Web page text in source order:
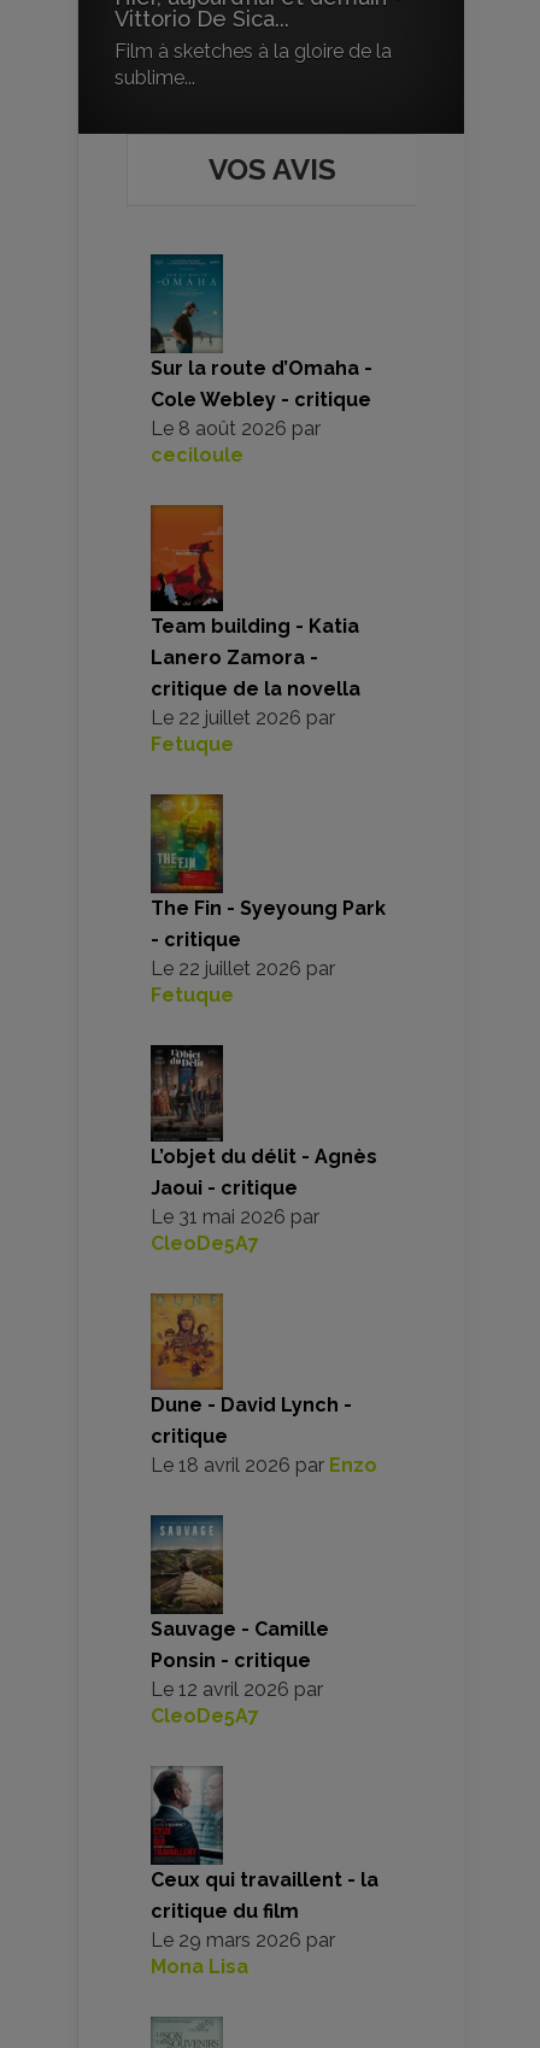
Vittorio De Sica...
Film à sketches à la gloire de la
sublime...
VOS AVIS
Sur la route d’Omaha -
Cole Webley - critique
Le 8 août 2026 par
ceciloule
Team building - Katia
Lanero Zamora -
critique de la novella
Le 22 juillet 2026 par
Fetuque
The Fin - Syeyoung Park
- critique
Le 22 juillet 2026 par
Fetuque
L’objet du délit - Agnès
Jaoui - critique
Le 31 mai 2026 par
CleoDe5A7
Dune - David Lynch -
critique
Le 18 avril 2026 par Enzo
Sauvage - Camille
Ponsin - critique
Le 12 avril 2026 par
CleoDe5A7
Ceux qui travaillent - la
critique du film
Le 29 mars 2026 par
Mona Lisa